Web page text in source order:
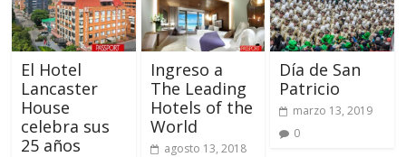
El Hotel
Lancaster
House
celebra sus
25 años
Ingreso a
The Leading
Hotels of the
World
agosto 13, 2018
Día de San
Patricio
marzo 13, 2019
0